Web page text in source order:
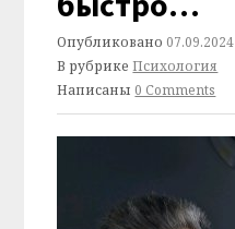
Опубликовано 07.09.2024
В рубрикеПсихология
Написаны 0 Comments